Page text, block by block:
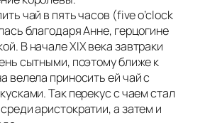
чай в пять часов (five o’clock
благодаря Анне, герцогине
В начале XIX века завтраки
сытными, поэтому ближе к
велела приносить ей чай с
Так перекус с чаем стал
аристократии, а затем и